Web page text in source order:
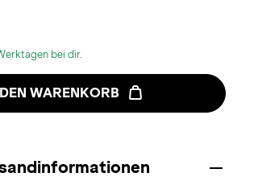
bei dir.
WARENKORB